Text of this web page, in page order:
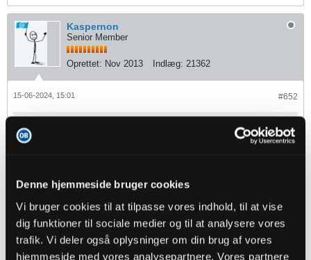
Denne hjemmeside bruger cookies
Vi bruger cookies til at tilpasse vores indhold, til at vise
dig funktioner til sociale medier og til at analysere vores
trafik. Vi deler også oplysninger om din brug af vores
hjemmeside med vores analysepartnere. Vores partnere
Kaspernon
Senior Member
Oprettet: Nov 2013 Indlæg: 21362
#652
15-06-2024, 15:01
at finde spillere med SL potentiale (til 1. division), når man
ser hvor SL-klubber (i den nedre del) henter spillere fra.
Finder det lidt naivt at tro vi kan finde spillere fra
"nærområdet" til en fornuftig pris, når andre over os ikke kan.
Tvivler på, at SIF har afskrevet Skandinavien fordi de har
forelsket sig i tidligere sovjetiske republikker, men jeg kan
selvfølgelig igen tage fejl!